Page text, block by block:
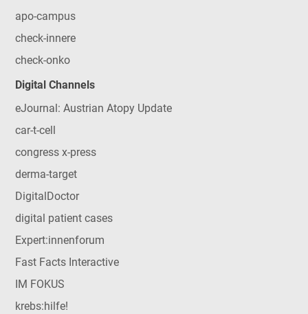
apo-campus
check-innere
check-onko
Digital Channels
eJournal: Austrian Atopy Update
car-t-cell
congress x-press
derma-target
DigitalDoctor
digital patient cases
Expert:innenforum
Fast Facts Interactive
IM FOKUS
krebs:hilfe!